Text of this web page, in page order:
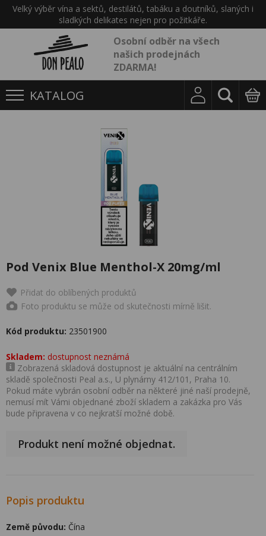
Velký výběr vína a sektů, destilátů, tabáku a doutníků, slaných i
sladkých delikates nejen pro požitkáře.
Osobní odběr na všech
našich prodejnách
ZDARMA!
KATALOG
Pod Venix Blue Menthol-X 20mg/ml
Přidat do oblíbených produktů
Foto produktu se může od skutečnosti mírně lišit.
Kód produktu: 23501900
Skladem: dostupnost neznámá
Zobrazená skladová dostupnost je aktuální na centrálním
skladě společnosti Peal a.s., U plynárny 412/101, Praha 10.
Pokud máte vybrán osobní odběr na některé jiné naší prodejně,
nemusí mít Vámi objednané zboží skladem a zakázka pro Vás
bude připravena v co nejkratší možné době.
Produkt není možné objednat.
Popis produktu
Země původu: Čína